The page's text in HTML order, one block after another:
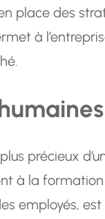
place des
à
précieux
à la formation
employés, est